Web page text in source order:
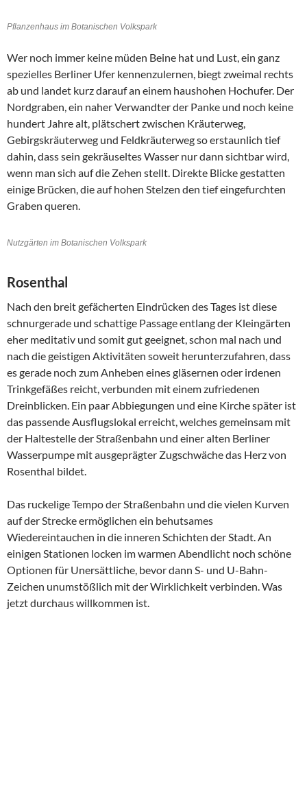
Pflanzenhaus im Botanischen Volkspark
Wer noch immer keine müden Beine hat und Lust, ein ganz
spezielles Berliner Ufer kennenzulernen, biegt zweimal rechts
ab und landet kurz darauf an einem haushohen Hochufer. Der
Nordgraben, ein naher Verwandter der Panke und noch keine
hundert Jahre alt, plätschert zwischen Kräuterweg,
Gebirgskräuterweg und Feldkräuterweg so erstaunlich tief
dahin, dass sein gekräuseltes Wasser nur dann sichtbar wird,
wenn man sich auf die Zehen stellt. Direkte Blicke gestatten
einige Brücken, die auf hohen Stelzen den tief eingefurchten
Graben queren.
Nutzgärten im Botanischen Volkspark
Rosenthal
Nach den breit gefächerten Eindrücken des Tages ist diese
schnurgerade und schattige Passage entlang der Kleingärten
eher meditativ und somit gut geeignet, schon mal nach und
nach die geistigen Aktivitäten soweit herunterzufahren, dass
es gerade noch zum Anheben eines gläsernen oder irdenen
Trinkgefäßes reicht, verbunden mit einem zufriedenen
Dreinblicken. Ein paar Abbiegungen und eine Kirche später ist
das passende Ausflugslokal erreicht, welches gemeinsam mit
der Haltestelle der Straßenbahn und einer alten Berliner
Wasserpumpe mit ausgeprägter Zugschwäche das Herz von
Rosenthal bildet.
Das ruckelige Tempo der Straßenbahn und die vielen Kurven
auf der Strecke ermöglichen ein behutsames
Wiedereintauchen in die inneren Schichten der Stadt. An
einigen Stationen locken im warmen Abendlicht noch schöne
Optionen für Unersättliche, bevor dann S- und U-Bahn-
Zeichen unumstößlich mit der Wirklichkeit verbinden. Was
jetzt durchaus willkommen ist.